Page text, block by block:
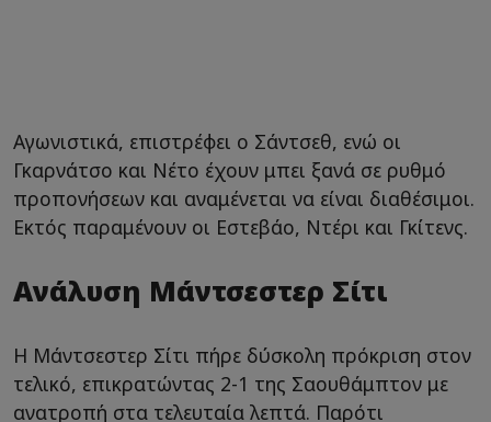
Αγωνιστικά, επιστρέφει ο Σάντσεθ, ενώ οι
Γκαρνάτσο και Νέτο έχουν μπει ξανά σε ρυθμό
προπονήσεων και αναμένεται να είναι διαθέσιμοι.
Εκτός παραμένουν οι Εστεβάο, Ντέρι και Γκίτενς.
Ανάλυση Μάντσεστερ Σίτι
Η Μάντσεστερ Σίτι πήρε δύσκολη πρόκριση στον
τελικό, επικρατώντας 2-1 της Σαουθάμπτον με
ανατροπή στα τελευταία λεπτά. Παρότι